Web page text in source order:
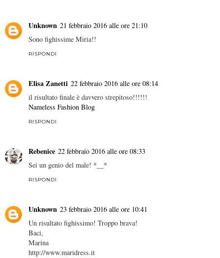
Unknown 21 febbraio 2016 alle ore 21:10
Sono fighissime Miria!!
RISPONDI
Elisa Zanetti 22 febbraio 2016 alle ore 08:14
il risultato finale è davvero strepitoso!!!!!!
Nameless Fashion Blog
RISPONDI
Rebenice 22 febbraio 2016 alle ore 08:33
Sei un genio del male! *__*
RISPONDI
Unknown 23 febbraio 2016 alle ore 10:41
Un risultato fighissimo! Troppo brava!
Baci,
Marina
http://www.maridress.it